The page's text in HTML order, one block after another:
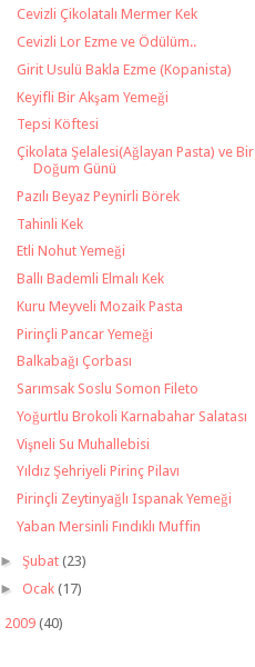
Cevizli Çikolatalı Mermer Kek
Cevizli Lor Ezme ve Ödülüm..
Girit Usulü Bakla Ezme (Kopanista)
Keyifli Bir Akşam Yemeği
Tepsi Köftesi
Çikolata Şelalesi(Ağlayan Pasta) ve Bir
Doğum Günü
Pazılı Beyaz Peynirli Börek
Tahinli Kek
Etli Nohut Yemeği
Ballı Bademli Elmalı Kek
Kuru Meyveli Mozaik Pasta
Pirinçli Pancar Yemeği
Balkabağı Çorbası
Sarımsak Soslu Somon Fileto
Yoğurtlu Brokoli Karnabahar Salatası
Vişneli Su Muhallebisi
Yıldız Şehriyeli Pirinç Pilavı
Pirinçli Zeytinyağlı Ispanak Yemeği
Yaban Mersinli Fındıklı Muffin
► Şubat (23)
► Ocak (17)
2009 (40)